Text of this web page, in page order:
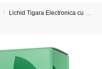
/ Lichid Tigara Electronica cu Nicotina